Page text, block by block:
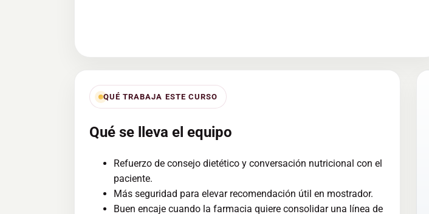
QUÉ TRABAJA ESTE CURSO
Qué se lleva el equipo
Refuerzo de consejo dietético y conversación nutricional con el
paciente.
Más seguridad para elevar recomendación útil en mostrador.
Buen encaje cuando la farmacia quiere consolidar una línea de